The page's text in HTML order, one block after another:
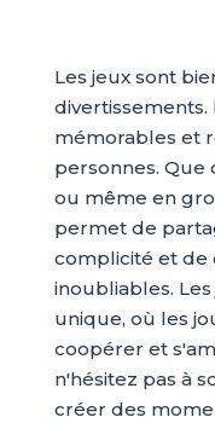
Les jeux sont
mémorables et
personnes. Que
ou même en
permet de
complicité et de
inoubliables.
unique, où les
coopérer et
n'hésitez pas à
créer des